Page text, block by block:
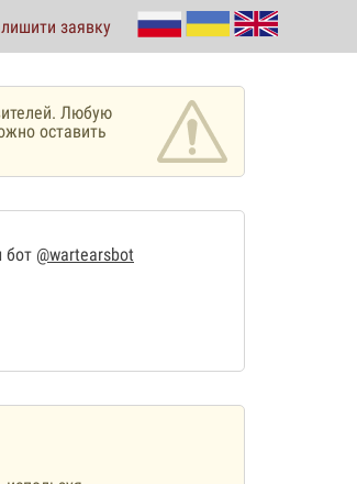
заявку
Любую
оставить
бот @wartearsbot